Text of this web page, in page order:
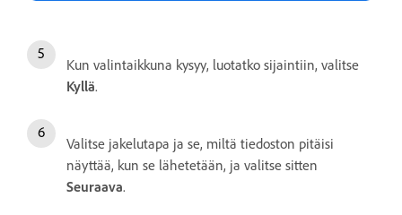
Kun valintaikkuna kysyy, luotatko sijaintiin, valitse
Kyllä.
Valitse jakelutapa ja se, miltä tiedoston pitäisi
näyttää, kun se lähetetään, ja valitse sitten
Seuraava.